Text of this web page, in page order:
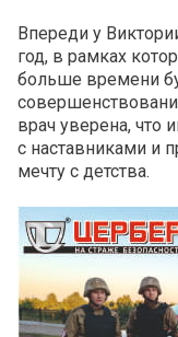
Впереди у
год, в рамках
больше времени
врач уверена, что
с наставниками и
мечту с детства.